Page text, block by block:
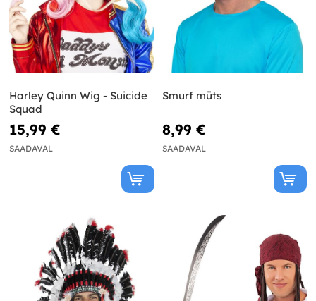
Harley Quinn Wig - Suicide
Squad
15,99 €
SAADAVAL
Smurf müts
8,99 €
SAADAVAL